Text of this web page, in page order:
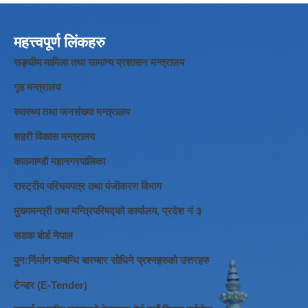
महत्त्वपूर्ण लिंकहरु
सङ्घीय मामिला तथा सामान्य प्रशासन मन्त्रालय
गृह मन्त्रालय
स्वास्थ्य तथा जनसंख्या मन्त्रालय
शहरी विकास मन्त्रालय
काठमाण्डौ महानगरपालिका
रास्ट्रीय परिचयपत्र तथा पंजीकरण विभाग
मुख्यमन्त्री तथा मन्त्रिपरिषद्को कार्यालय, प्रदेश नं ३
सडक बोर्ड नेपाल
पुन:र्निर्माण सम्बन्धि बारम्बार सोधिने प्रश्नहरुको उत्तरहरु
टेन्डर (E-Tender)